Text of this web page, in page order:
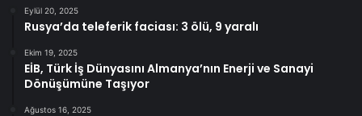
Eylül 20, 2025
Rusya’da teleferik faciası: 3 ölü, 9 yaralı
Ekim 19, 2025
EİB, Türk İş Dünyasını Almanya’nın Enerji ve Sanayi
Dönüşümüne Taşıyor
Ağustos 16, 2025